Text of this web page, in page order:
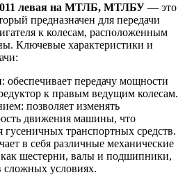
левая на МТЛБ, МТЛБУ — это
предназначен для передачи
к колесам, расположенным
Ключевые характеристики и
обеспечивает передачу мощности
к правым ведущим колесам.
позволяет изменять
движения машины, что
гусеничных транспортных средств.
в себя различные механические
шестерни, валы и подшипники,
сложных условиях.